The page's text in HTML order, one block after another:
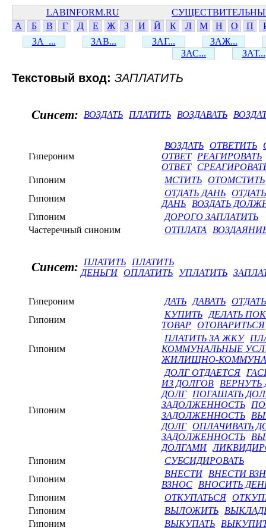
LABINFORM.RU
А
Б В Г Д Е Ж З И Й К Л М Н О П
ЗА_...
ЗАВ... ЗАГ...
ЗАЖ...
ЗАС...
ЗАТ...
Текстовый вход: ЗАПЛАТИТЬ
Синсет: ВОЗДАТЬ ПЛАТИТЬ ВОЗДАВАТЬ
Гипероним
ВОЗДАТЬ ОТВЕТИТЬ
ОТВЕТ
РЕАГИРОВАТЬ
ОТВЕТ
Гипоним
МСТИТЬ ОТОМСТИТЬ
Гипоним
ОТДАТЬ ДАНЬ
ДАНЬ
ВОЗДАТЬ
Гипоним
ДОРОГО ЗАПЛАТИТЬ
Частеречный синоним
ОТПЛАТА
Синсет: ПЛАТИТЬ
ПЛАТИТЬ
ДЕНЬГИ ОПЛАТИТЬ УПЛАТИТЬ
Гипероним ДАТЬ ДАВАТЬ ОТДАТЬ
Гипоним
КУПИТЬ
ДЕЛАТЬ
ТОВАР ОТОВАРИТЬСЯ
Гипоним
ПЛАТИТЬ ЗА ЖКУ
КОММУНАЛЬНЫЕ
ЖИЛИЩНО-
Гипоним
ДОЛГ ОТДАЕТСЯ
ИЗ ДОЛГОВ
ВЕРНУТЬ
ДОЛГ
ПОГАШАТЬ
ЗАДОЛЖЕННОСТЬ
ЗАДОЛЖЕННОСТЬ
ДОЛГ ОПЛАЧИВАТЬ
ЗАДОЛЖЕННОСТЬ
ДОЛГАМИ
Гипоним
СУБСИДИРОВАТЬ
Гипоним
ВНЕСТИ
ВНЕСТИ
ВЗНОС
ВНОСИТЬ
Гипоним
ОТКУПАТЬСЯ
Гипоним
ВЫЛОЖИТЬ
Гипоним
ВЫКУПАТЬ